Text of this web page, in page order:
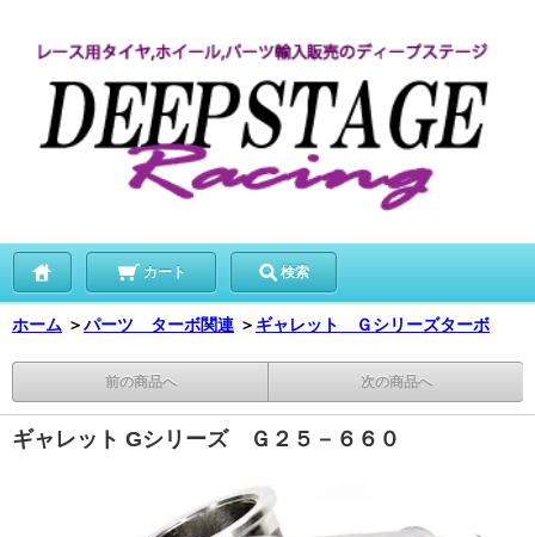
カート 検索
ホーム ＞パーツ ターボ関連 ＞ ギャレット Ｇシリーズターボ
前の商品へ 次の商品へ
ギャレット Gシリーズ Ｇ２５－６６０